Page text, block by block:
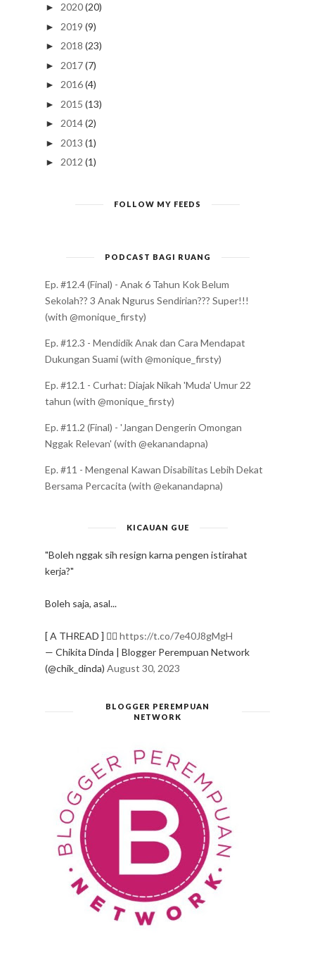
► 2020(20)
► 2019 (9)
► 2018 (23)
► 2017(7)
► 2016(4)
► 2015 (13)
► 2014(2)
► 2013 (1)
► 2012 (1)
FOLLOW MY FEEDS
PODCAST BAGI RUANG
Ep. #12.4 (Final) - Anak 6 Tahun Kok Belum
Sekolah?? 3 Anak Ngurus Sendirian??? Super!!!
(with @monique_firsty)
Ep. #12.3 - Mendidik Anak dan Cara Mendapat
Dukungan Suami (with @monique_firsty)
Ep. #12.1 - Curhat: Diajak Nikah 'Muda' Umur 22
tahun (with @monique_firsty)
Ep. #11.2 (Final) - 'Jangan Dengerin Omongan
Nggak Relevan' (with @ekanandapna)
Ep. #11 - Mengenal Kawan Disabilitas Lebih Dekat
Bersama Percacita (with @ekanandapna)
KICAUAN GUE
"Boleh nggak sih resign karna pengen istirahat
kerja?"
Boleh saja, asal...
[ A THREAD ] ✍🏻 https://t.co/7e40J8gMgH
— Chikita Dinda | Blogger Perempuan Network
(@chik_dinda) August 30, 2023
BLOGGER PEREMPUAN
NETWORK